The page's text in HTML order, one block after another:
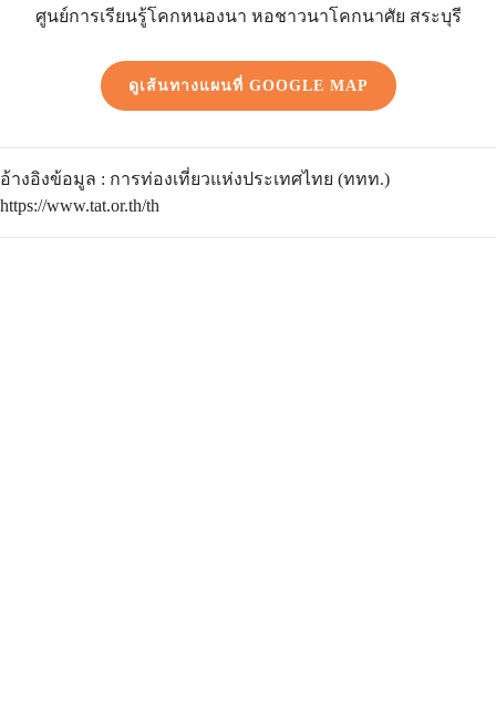
ศูนย์การเรียนรู้โคกหนองนา หอชาวนาโคกนาศัย สระบุรี
ดูเส้นทางแผนที่ GOOGLE MAP
อ้างอิงข้อมูล : การท่องเที่ยวแห่งประเทศไทย (ททท.)
https://www.tat.or.th/th